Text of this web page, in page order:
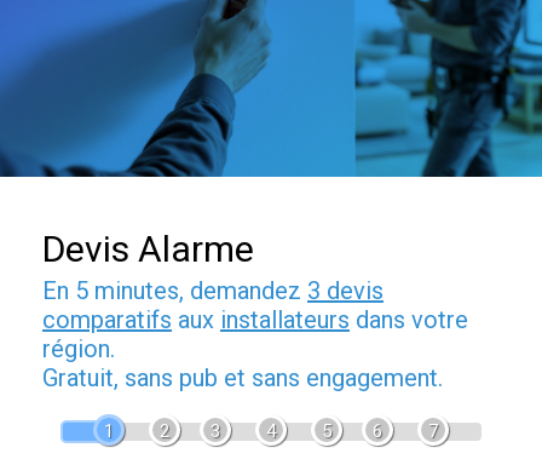
Devis Alarme
En 5 minutes, demandez 3 devis
comparatifs aux installateurs dans votre
région.
Gratuit, sans pub et sans engagement.
1 2 3 4 5 6 7